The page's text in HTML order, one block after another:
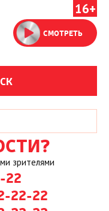
16+
СМОТРЕТЬ
зрителями
22
22-22